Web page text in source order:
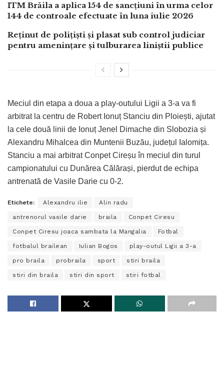
ITM Brăila a aplica 154 de sancțiuni în urma celor
144 de controale efectuate în luna iulie 2026
Reținut de polițiști și plasat sub control judiciar
pentru amenințare și tulburarea liniștii publice
Meciul din etapa a doua a play-outului Ligii a 3-a va fi
arbitrat la centru de Robert Ionuț Stanciu din Ploiești, ajutat
la cele două linii de Ionuț Jenel Dimache din Slobozia și
Alexandru Mihalcea din Muntenii Buzău, județul Ialomița.
Stanciu a mai arbitrat Conpet Cireșu în meciul din turul
campionatului cu Dunărea Călărași, pierdut de echipa
antrenată de Vasile Darie cu 0-2.
Etichete: Alexandru ilie Alin radu
antrenorul vasile darie braila Conpet Ciresu
Conpet Ciresu joaca sambata la Mangalia Fotbal
fotbalul brailean Iulian Bogos play-outul Ligii a 3-a
pro braila probraila sport stiri braila
stiri din braila stiri din sport stiri fotbal